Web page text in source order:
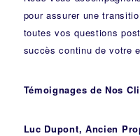
pour assurer une
toutes vos questions
succès continu de votre
Témoignages de Nos
Luc Dupont, Ancien